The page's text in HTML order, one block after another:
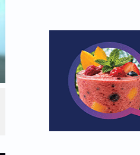
למה כל כך
מגלים
דווקא עכשיו?
לשתי פנים: